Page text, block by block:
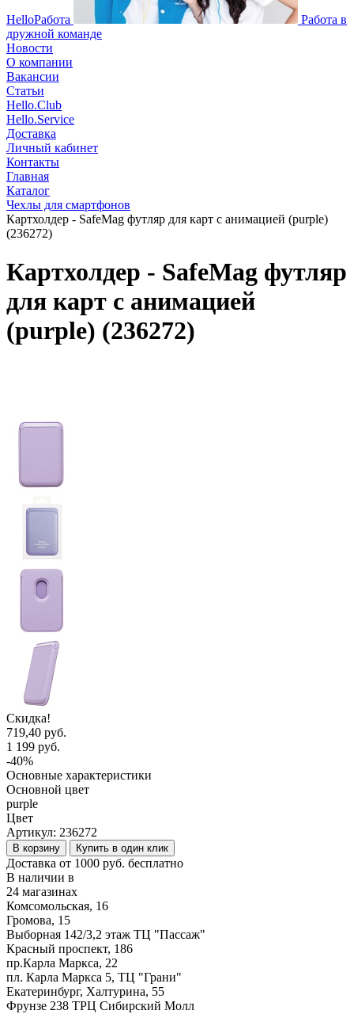
HelloРабота
Работа в
дружной команде
Новости
О компании
Вакансии
Статьи
Hello.Club
Hello.Service
Доставка
Личный кабинет
Контакты
Главная
Каталог
Чехлы для смартфонов
Картхолдер - SafeMag футляр для карт с анимацией (purple)
(236272)
Картхолдер - SafeMag футляр
для карт с анимацией
(purple) (236272)
Скидка!
719,40 руб.
1 199 руб.
-40%
Основные характеристики
Основной цвет
purple
Цвет
Артикул: 236272
В корзину Купить в один клик
Доставка от 1000 руб. бесплатно
В наличии в
24 магазинах
Комсомольская, 16
Громова, 15
Выборная 142/3,2 этаж ТЦ "Пассаж"
Красный проспект, 186
пр.Карла Маркса, 22
пл. Карла Маркса 5, ТЦ "Грани"
Екатеринбург, Халтурина, 55
Фрунзе 238 ТРЦ Сибирский Молл